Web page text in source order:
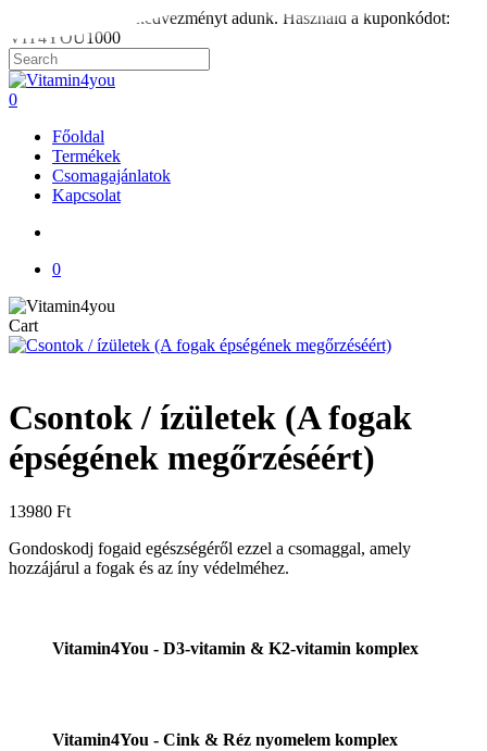
to
main
content
1.000 Ft rendelési kedvezményt adunk. Használd a kuponkódot:
VIT4YOU1000
Close
Search
search
0
Főoldal
Termékek
Csomagajánlatok
Kapcsolat
0
CartClose
Cart
Csontok / ízületek (A fogak
épségének megőrzéséért)
13980 Ft
Gondoskodj fogaid egészségéről ezzel a csomaggal, amely
hozzájárul a fogak és az íny védelméhez.
Vitamin4You - D3-vitamin & K2-vitamin komplex
Vitamin4You - Cink & Réz nyomelem komplex